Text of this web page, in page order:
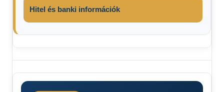
Hitel és banki információk